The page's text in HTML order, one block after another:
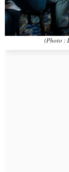
(Photo :